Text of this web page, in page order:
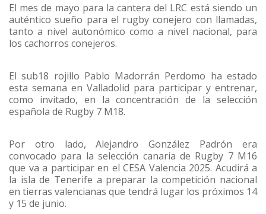
El mes de mayo para la cantera del LRC está siendo un
auténtico sueño para el rugby conejero con llamadas,
tanto a nivel autonómico como a nivel nacional, para
los cachorros conejeros.
El sub18 rojillo Pablo Madorrán Perdomo ha estado
esta semana en Valladolid para participar y entrenar,
como invitado, en la concentración de la selección
española de Rugby 7 M18.
Por otro lado, Alejandro González Padrón era
convocado para la selección canaria de Rugby 7 M16
que va a participar en el CESA Valencia 2025. Acudirá a
la isla de Tenerife a preparar la competición nacional
en tierras valencianas que tendrá lugar los próximos 14
y 15 de junio.